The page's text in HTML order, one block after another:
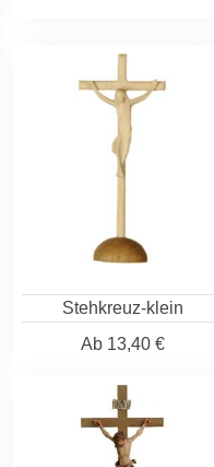
Stehkreuz-klein
Ab13,40 €